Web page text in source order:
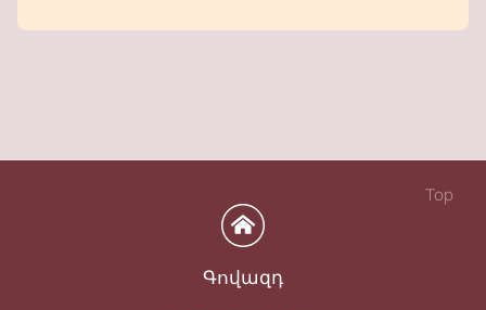
Top
Գովազդ